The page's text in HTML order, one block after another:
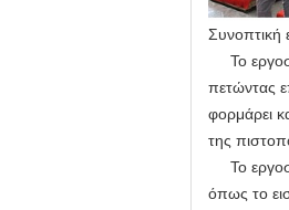
Συνοπτική
Το
πετώντας
φορμάρει
της
Το
όπως το